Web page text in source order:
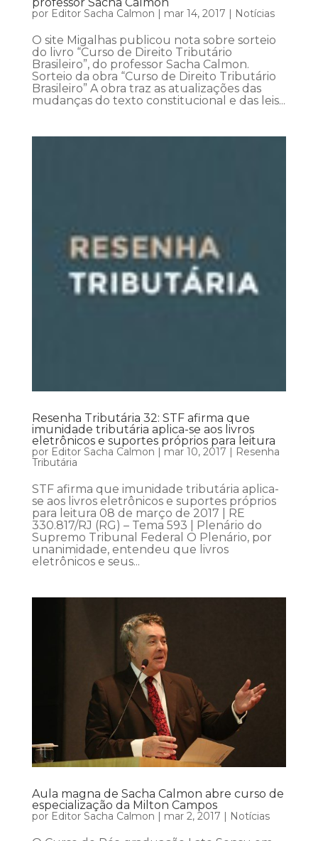
professor Sacha Calmon
por Editor Sacha Calmon mar 14, 2017 Notícias
O site Migalhas publicou nota sobre sorteio
do livro “Curso de Direito Tributário
Brasileiro”, do professor Sacha Calmon.
Sorteio da obra “Curso de Direito Tributário
Brasileiro” A obra traz as atualizações das
mudanças do texto constitucional e das leis...
Resenha Tributária 32: STF afirma que
imunidade tributária aplica-se aos livros
eletrônicos e suportes próprios para leitura
por Editor Sacha Calmon | mar 10, 2017 | Resenha
Tributária
STF afirma que imunidade tributária aplica-
se aos livros eletrônicos e suportes próprios
para leitura 08 de março de 2017 | RE
330.817/RJ (RG) – Tema 593 | Plenário do
Supremo Tribunal Federal O Plenário, por
unanimidade, entendeu que livros
eletrônicos e seus...
Aula magna de Sacha Calmon abre curso de
especialização da Milton Campos
por Editor Sacha Calmon | mar 2, 2017 | Notícias